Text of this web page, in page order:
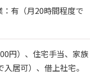
有（月20時間程度で
円）、住宅手当、家族
居可）、借上社宅。